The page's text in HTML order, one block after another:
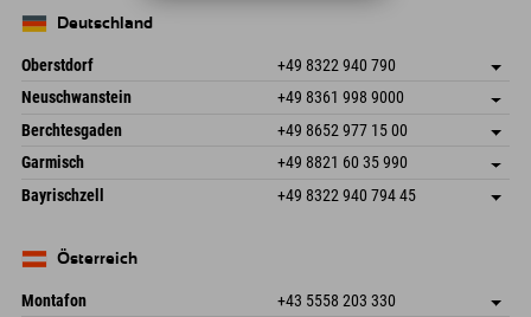
Deutschland
Oberstdorf +49 8322 940 790
An der Breitach 3
Deutschland
Adresse speichern
Buchen
Neuschwanstein +49 8361 998 9000
An der Riese 45
87484 Nesselwang im Allgäu
Deutschland
Adresse speichern
Buchen
Berchtesgaden +49 8652 977 15 00
Hofreitstr. 7
Deutschland
Adresse speichern
Buchen
Garmisch +49 8821 60 35 990
Frickenstraße 22
82490 Farchant
Adresse speichern
Bayrischzell +49 8322 940 794 45
Deutschland
Österreich
Montafon +43 5558 203 330